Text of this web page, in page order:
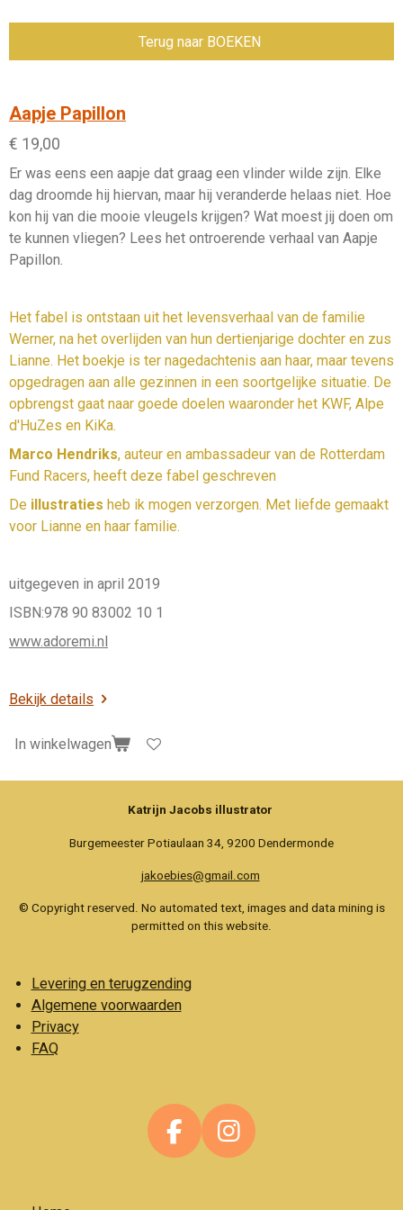
Terug naar BOEKEN
Aapje Papillon
€ 19,00
Er was eens een aapje dat graag een vlinder wilde zijn. Elke
dag droomde hij hiervan, maar hij veranderde helaas niet. Hoe
kon hij van die mooie vleugels krijgen? Wat moest jij doen om
te kunnen vliegen? Lees het ontroerende verhaal van Aapje
Papillon.
Het fabel is ontstaan uit het levensverhaal van de familie
Werner, na het overlijden van hun dertienjarige dochter en zus
Lianne. Het boekje is ter nagedachtenis aan haar, maar tevens
opgedragen aan alle gezinnen in een soortgelijke situatie. De
opbrengst gaat naar goede doelen waaronder het KWF, Alpe
d'HuZes en KiKa.
Marco Hendriks, auteur en ambassadeur van de Rotterdam
Fund Racers, heeft deze fabel geschreven
De illustraties heb ik mogen verzorgen. Met liefde gemaakt
voor Lianne en haar familie.
uitgegeven in april 2019
ISBN:978 90 83002 10 1
www.adoremi.nl
Bekijk details
In winkelwagen
Katrijn Jacobs illustrator
Burgemeester Potiaulaan 34, 9200 Dendermonde
jakoebies@gmail.com
© Copyright reserved. No automated text, images and data mining is
permitted on this website.
Levering en terugzending
Algemene voorwaarden
Privacy
FAQ
F
I